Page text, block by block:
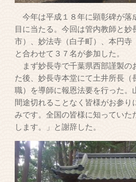
今年は平成１８年に顕彰碑が落
目に当たる。今回は管内教師と妙
市）、妙法寺（白子町）、本円寺
と合わせて３７名が参加した。
まず妙長寺で千葉県西部謹製の
た後、妙長寺本堂にて土井所長（
職）を導師に報恩法要を行った。
間途切れることなく皆様がお参り
みです。全国の皆様に知っていた
します。」と謝辞した。